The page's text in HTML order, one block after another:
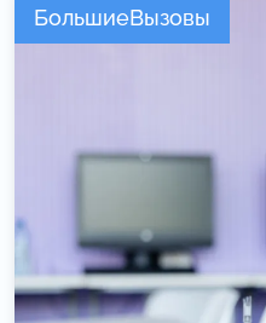
БольшиеВызовы